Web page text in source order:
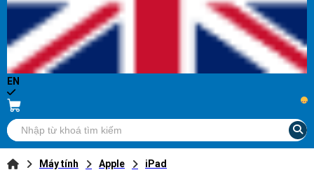
EN
...
Máy tính Apple iPad